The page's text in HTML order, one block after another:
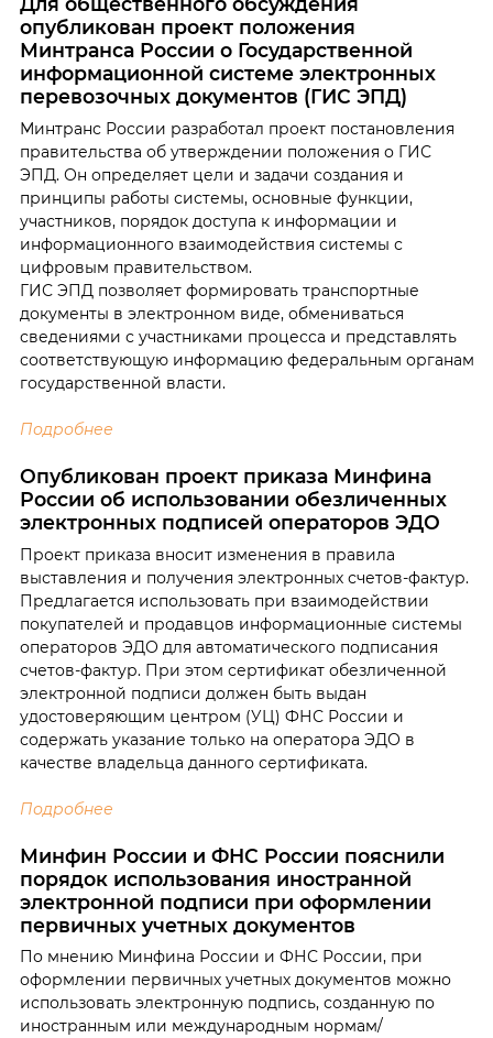
опубликован проект положения
Минтранса России о Государственной
информационной системе электронных
перевозочных документов (ГИС ЭПД)
Минтранс России разработал проект постановления
правительства об утверждении положения о ГИС
ЭПД. Он определяет цели и задачи создания и
принципы работы системы, основные функции,
участников, порядок доступа к информации и
информационного взаимодействия системы с
цифровым правительством.
ГИС ЭПД позволяет формировать транспортные
документы в электронном виде, обмениваться
сведениями с участниками процесса и представлять
соответствующую информацию федеральным органам
государственной власти.
Подробнее
Опубликован проект приказа Минфина
России об использовании обезличенных
электронных подписей операторов ЭДО
Проект приказа вносит изменения в правила
выставления и получения электронных счетов-фактур.
Предлагается использовать при взаимодействии
покупателей и продавцов информационные системы
операторов ЭДО для автоматического подписания
счетов-фактур. При этом сертификат обезличенной
электронной подписи должен быть выдан
удостоверяющим центром (УЦ) ФНС России и
содержать указание только на оператора ЭДО в
качестве владельца данного сертификата.
Подробнее
Минфин России и ФНС России пояснили
порядок использования иностранной
электронной подписи при оформлении
первичных учетных документов
По мнению Минфина России и ФНС России, при
оформлении первичных учетных документов можно
использовать электронную подпись, созданную по
иностранным или международным нормам/